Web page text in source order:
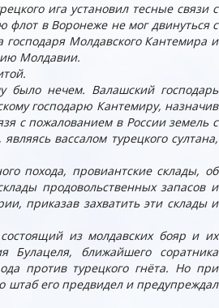
ига установил тесные связи с
в Воронеже не мог двинуться с
Молдавского Кантемира и
Молдавии.
было нечем. Валашский господарь
господарю Кантемиру, назначив
с пожалованием в России земель с
вассалом турецкого султана,
похода, провиантские склады, об
продовольственных запасов и
приказав захватить эти склады и
из молдавских бояр и их
Булацеля, ближайшего соратника
против турецкого гнёта. Но при
штаб его предвидел и предупреждал